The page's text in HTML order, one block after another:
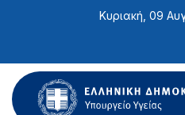
ιστότοπος
περιλαμβάνει
ένα
Κυριακή, 09